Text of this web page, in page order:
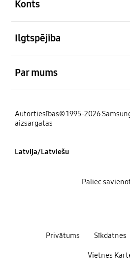
Konts
Ilgtspējība
Par mums
Autortiesības© 1995-2026
aizsargātas
Latvija/Latviešu
Privātums Sīkdatnes
Vietnes
Paliec